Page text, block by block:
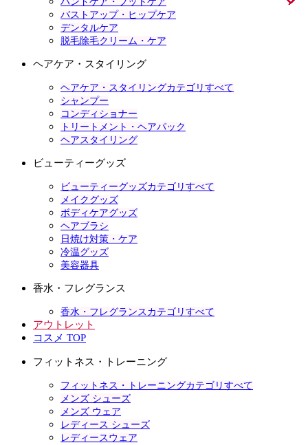
バストアップ・ヒップケア
デンタルケア
脱毛除毛クリーム・ケア
ヘアケア・スタイリング
ヘアケア・スタイリングカテゴリすべて
シャンプー
コンディショナー
トリートメント・ヘアパック
ヘアスタイリング
ビューティーグッズ
ビューティーグッズカテゴリすべて
メイクグッズ
ボディケアグッズ
ヘアブラシ
日焼け対策・ケア
冷温グッズ
美容器具
香水・フレグランス
香水・フレグランスカテゴリすべて
アウトレット
コスメ TOP
フィットネス・トレーニング
フィットネス・トレーニングカテゴリすべて
メンズ シューズ
メンズ ウェア
レディース シューズ
レディースウェア